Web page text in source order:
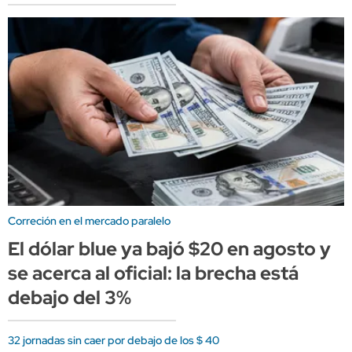
Correción en el mercado paralelo
El dólar blue ya bajó $20 en agosto y
se acerca al oficial: la brecha está
debajo del 3%
32 jornadas sin caer por debajo de los $ 40